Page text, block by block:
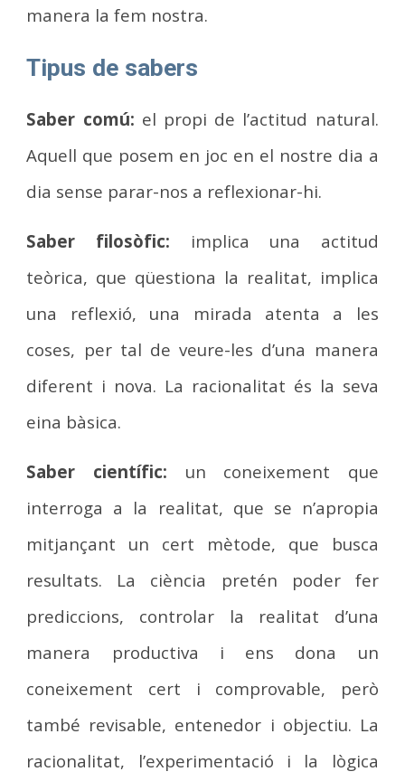
manera la fem nostra.
Tipus de sabers
Saber comú: el propi de l’actitud natural.
Aquell que posem en joc en el nostre dia a
dia sense parar-nos a reflexionar-hi.
Saber filosòfic: implica una actitud
teòrica, que qüestiona la realitat, implica
una reflexió, una mirada atenta a les
coses, per tal de veure-les d’una manera
diferent i nova. La racionalitat és la seva
eina bàsica.
Saber científic: un coneixement que
interroga a la realitat, que se n’apropia
mitjançant un cert mètode, que busca
resultats. La ciència pretén poder fer
prediccions, controlar la realitat d’una
manera productiva i ens dona un
coneixement cert i comprovable, però
també revisable, entenedor i objectiu. La
racionalitat, l’experimentació i la lògica